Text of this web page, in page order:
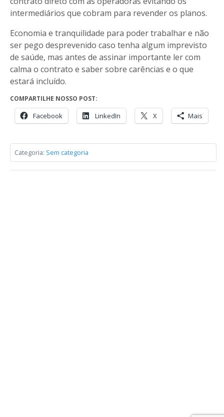
intermediários que cobram para revender os planos.
Economia e tranquilidade para poder trabalhar e não
ser pego desprevenido caso tenha algum imprevisto
de saúde, mas antes de assinar importante ler com
calma o contrato e saber sobre carências e o que
estará incluído.
COMPARTILHE NOSSO POST:
Facebook LinkedIn X Mais
Categoria: Sem categoria